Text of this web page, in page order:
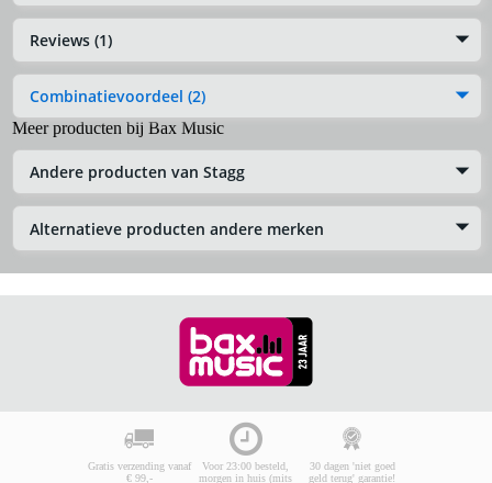
Reviews (1)
Combinatievoordeel (2)
Meer producten bij Bax Music
Andere producten van Stagg
Alternatieve producten andere merken
Gratis verzending vanaf
€ 99,-
Voor 23:00 besteld,
morgen in huis (mits
30 dagen 'niet goed
geld terug' garantie!